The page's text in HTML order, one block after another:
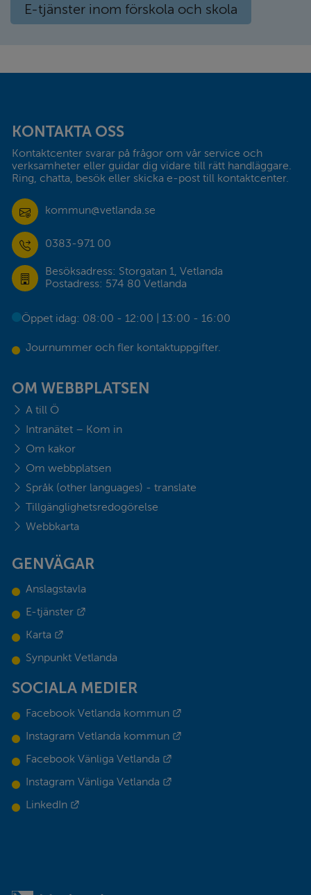
E-tjänster inom förskola och skola
KONTAKTA OSS
Kontaktcenter svarar på frågor om vår service och
verksamheter eller guidar dig vidare till rätt handläggare.
Ring, chatta, besök eller skicka e-post till kontaktcenter.
kommun@vetlanda.se
0383-971 00
Besöksadress: Storgatan 1, Vetlanda
Postadress: 574 80 Vetlanda
Öppet idag: 08:00 - 12:00 | 13:00 - 16:00
Journummer och fler kontaktuppgifter.
OM WEBBPLATSEN
A till Ö
Intranätet – Kom in
Om kakor
Om webbplatsen
Språk (other languages) - translate
Tillgänglighetsredogörelse
Webbkarta
GENVÄGAR
Anslagstavla
E-tjänster
Karta
Synpunkt Vetlanda
SOCIALA MEDIER
Facebook Vetlanda kommun
Instagram Vetlanda kommun
Facebook Vänliga Vetlanda
Instagram Vänliga Vetlanda
LinkedIn